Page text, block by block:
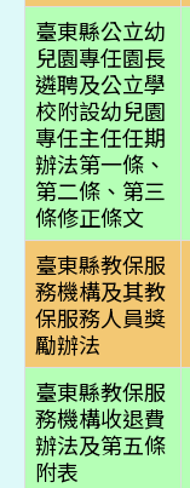
臺東縣公立幼
兒園專任園長
遴聘及公立學
校附設幼兒園
專任主任任期
辦法第一條、
第二條、第三
條修正條文
臺東縣教保服
務機構及其教
保服務人員獎
勵辦法
臺東縣教保服
務機構收退費
辦法及第五條
附表